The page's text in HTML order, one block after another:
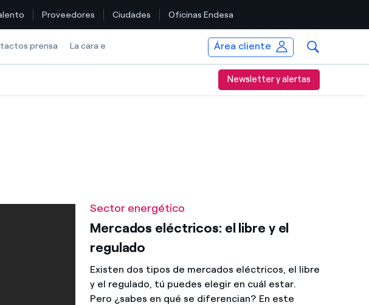
Proveedores Ciudades Oficinas Endesa
prensa La cara e Área cliente
de compañía?
Newsletter y alertas
Sector energético
Mercados eléctricos: el libre y el
regulado
Existen dos tipos de mercados eléctricos, el libre
y el regulado, tú puedes elegir en cuál estar.
Pero ¿sabes en qué se diferencian? En este